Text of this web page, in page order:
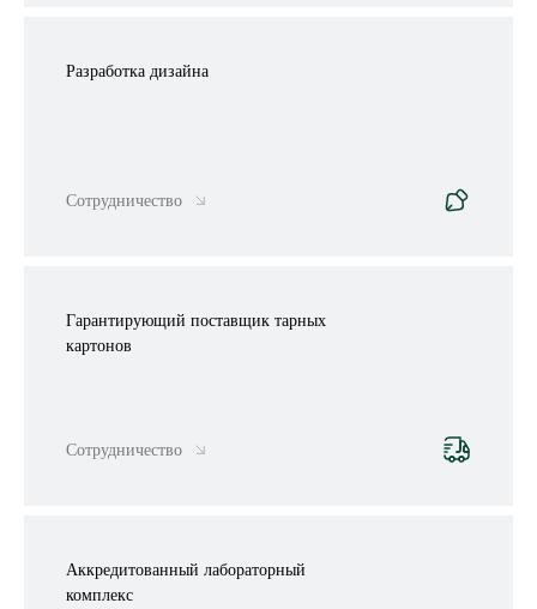
Разработка дизайна
Сотрудничество
Гарантирующий поставщик тарных
картонов
Сотрудничество
Аккредитованный лабораторный
комплекс